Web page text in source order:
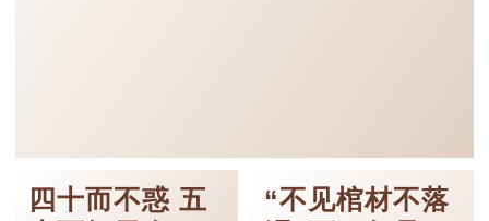
四十而不惑 五
“不见棺材不落